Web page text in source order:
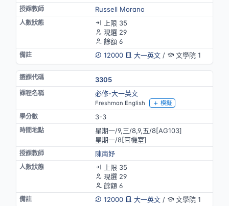
Russell Morano
上限 35
現選 29
餘額 6
12000
大一英文/ 文學院 1
3305
必修-大一英文
Freshman English 模擬
3-3
星期一/9,三/8,9,五/8[AG103]
星期一/8[耳機室]
陳南妤
上限 35
現選 29
餘額 6
12000
大一英文/ 文學院 1